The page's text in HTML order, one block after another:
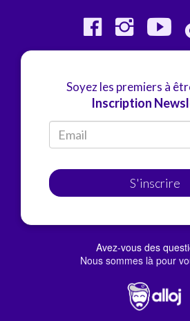
Soyez les premiers à
Inscription
S'inscrire
Avez-vous des
Nous sommes là pour